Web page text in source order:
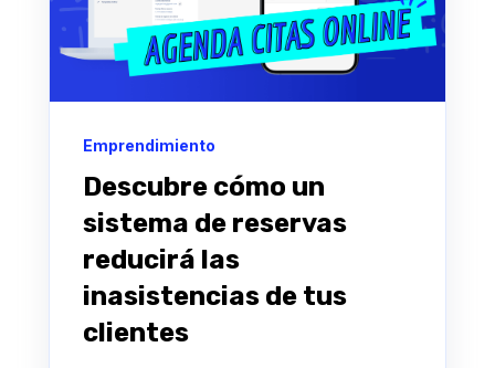
Emprendimiento
Descubre cómo un
sistema de reservas
reducirá las
inasistencias de tus
clientes